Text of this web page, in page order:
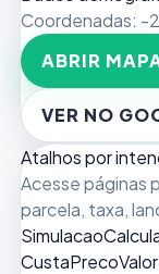
Coordenadas: -
ABRIR
VER NO
Atalhos por
Acesse páginas
parcela, taxa,
Simulacao
CustaPrecoValor